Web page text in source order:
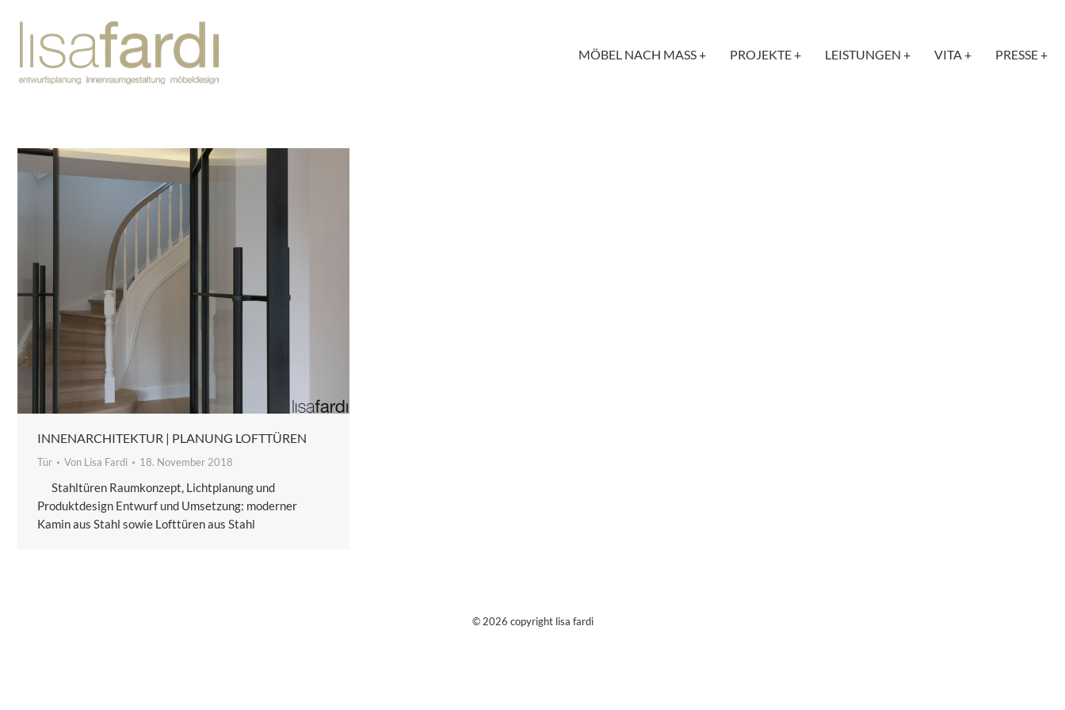
MÖBEL NACH MASS + PROJEKTE + LEISTUNGEN + VITA + PRESSE +
INNENARCHITEKTUR | PLANUNG LOFTTÜREN
Tür Von Lisa Fardi 18. November 2018
Stahltüren Raumkonzept, Lichtplanung und
Produktdesign Entwurf und Umsetzung: moderner
Kamin aus Stahl sowie Lofttüren aus Stahl
© 2026 copyright lisa fardi